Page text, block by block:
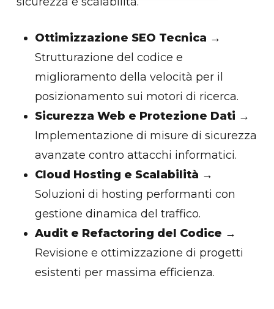
Ottimizzazione SEO Tecnica →
Strutturazione del codice e
miglioramento della velocità per il
posizionamento sui motori di ricerca.
Sicurezza Web e Protezione Dati →
Implementazione di misure di sicurezza
avanzate contro attacchi informatici.
Cloud Hosting e Scalabilità →
Soluzioni di hosting performanti con
gestione dinamica del traffico.
Audit e Refactoring del Codice →
Revisione e ottimizzazione di progetti
esistenti per massima efficienza.